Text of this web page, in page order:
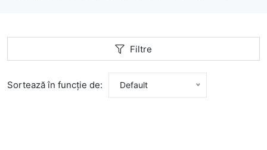
Filtre
Sortează în funcție de: Default